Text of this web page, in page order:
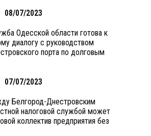
08/07/2023
Одесской области готова к
диалогу с руководством
порта по долговым
07/07/2023
Белгород-Днестровским
налоговой службой может
коллектив предприятия без